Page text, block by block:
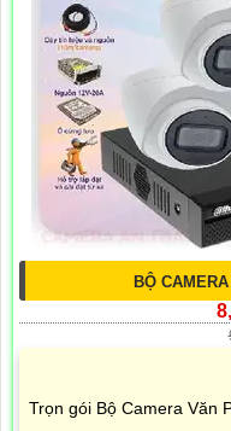
BỘ
Trọn gói Bộ Camera Văn